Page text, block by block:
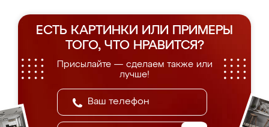
ЕСТЬ КАРТИНКИ ИЛИ ПРИМЕРЫ
ТОГО, ЧТО НРАВИТСЯ?
Присылайте — сделаем также или
лучше!